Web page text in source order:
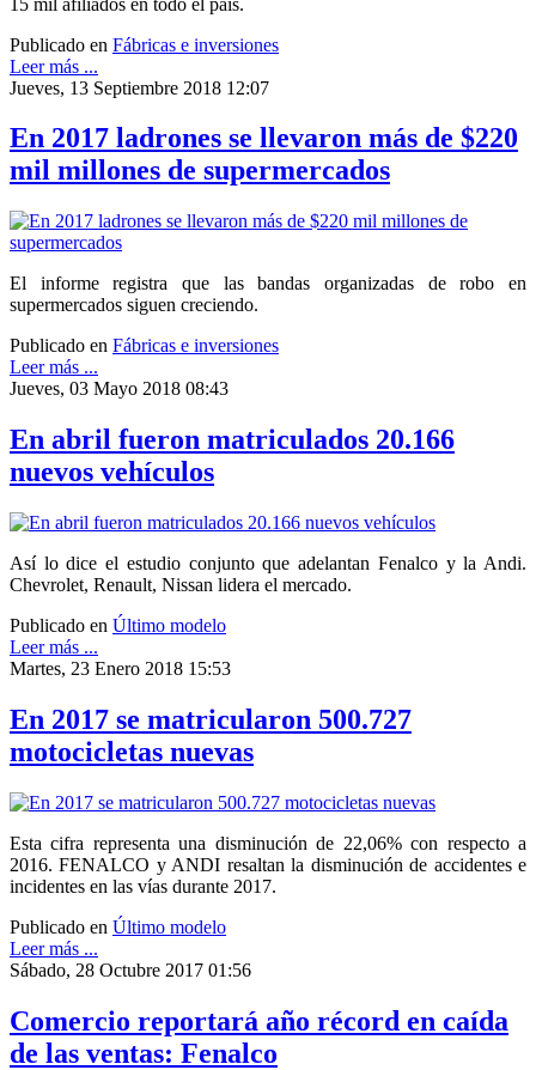
Publicado en Fábricas e inversiones
Leer más ...
Jueves, 13 Septiembre 2018 12:07
En 2017 ladrones se llevaron más de $220
mil millones de supermercados
El informe registra que las bandas organizadas de robo en
supermercados siguen creciendo.
Publicado en Fábricas e inversiones
Leer más ...
Jueves, 03 Mayo 2018 08:43
En abril fueron matriculados 20.166
nuevos vehículos
Así lo dice el estudio conjunto que adelantan Fenalco y la Andi.
Chevrolet, Renault, Nissan lidera el mercado.
Publicado en Último modelo
Leer más ...
Martes, 23 Enero 2018 15:53
En 2017 se matricularon 500.727
motocicletas nuevas
Esta cifra representa una disminución de 22,06% con respecto a
2016. FENALCO y ANDI resaltan la disminución de accidentes e
incidentes en las vías durante 2017.
Publicado en Último modelo
Leer más ...
Sábado, 28 Octubre 2017 01:56
Comercio reportará año récord en caída
de las ventas: Fenalco